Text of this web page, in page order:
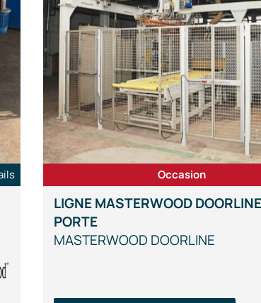
LIGNE MASTERWOOD
PORTE
MASTERWOOD DOORLINE
Occasion